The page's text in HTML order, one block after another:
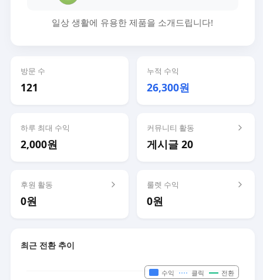
일상 생활에 유용한 제품을 소개드립니다!
방문 수
121
누적 수익
26,300원
하루 최대 수익
2,000원
커뮤니티 활동
게시글 20
후원 활동
0원
룰렛 수익
0원
최근 전환 추이